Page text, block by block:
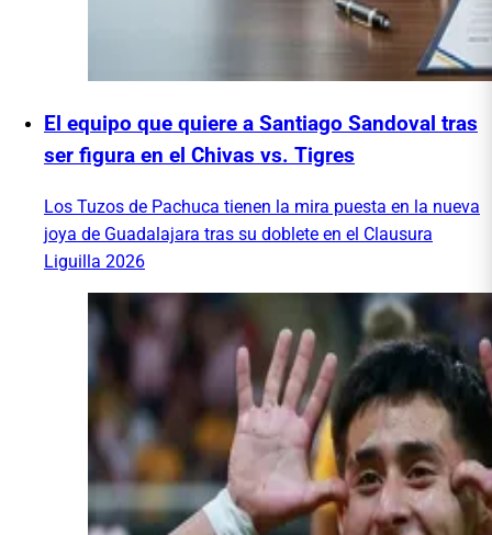
El equipo que quiere a Santiago Sandoval tras
ser figura en el Chivas vs. Tigres
Los Tuzos de Pachuca tienen la mira puesta en la nueva
joya de Guadalajara tras su doblete en el Clausura
Liguilla 2026